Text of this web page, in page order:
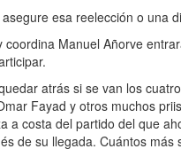
esa reelección o una
Manuel Añorve
atrás si se van los
Fayad y otros muchos
a costa del partido del que
de su llegada. Cuántos